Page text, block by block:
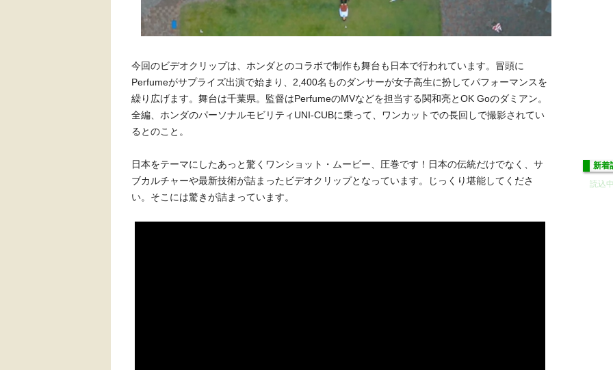
今回のビデオクリップは、ホンダとのコラボで制作も舞台も日本で行われています。冒頭に
Perfumeがサプライズ出演で始まり、2,400名ものダンサーが女子高生に扮してパフォーマンスを
繰り広げます。舞台は千葉県。監督はPerfumeのMVなどを担当する関和亮とOK Goのダミアン。
全編、ホンダのパーソナルモビリティUNI-CUBに乗って、ワンカットでの長回しで撮影されてい
るとのこと。
日本をテーマにしたあっと驚くワンショット・ムービー、圧巻です！日本の伝統だけでなく、サ
ブカルチャーや最新技術が詰まったビデオクリップとなっています。じっくり堪能してくださ
い。そこには驚きが詰まっています。
新着
読込中